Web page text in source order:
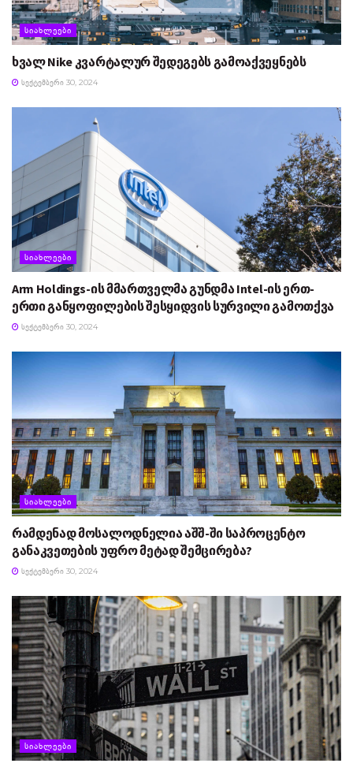
ᲡᲘᲐᲮᲚᲔᲔᲑᲘ
ხვალ Nike კვარტალურ შედეგებს გამოაქვეყნებს
ᲡᲔᲥᲢᲔᲛᲑᲔᲠᲘ 30, 2024
ᲡᲘᲐᲮᲚᲔᲔᲑᲘ
Arm Holdings-ის მმართველმა გუნდმა Intel-ის ერთ-
ერთი განყოფილების შესყიდვის სურვილი გამოთქვა
ᲡᲔᲥᲢᲔᲛᲑᲔᲠᲘ 30, 2024
ᲡᲘᲐᲮᲚᲔᲔᲑᲘ
რამდენად მოსალოდნელია აშშ-ში საპროცენტო
განაკვეთების უფრო მეტად შემცირება?
ᲡᲔᲥᲢᲔᲛᲑᲔᲠᲘ 30, 2024
ᲡᲘᲐᲮᲚᲔᲔᲑᲘ